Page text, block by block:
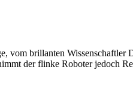
brillanten Wissenschaftler
der flinke Roboter jedoch